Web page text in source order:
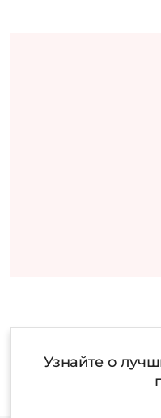
Узнайте о